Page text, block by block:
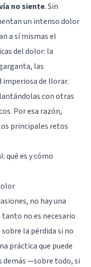
no siente. Sin
un intenso dolor
a sí mismas el
del dolor: la
las
imperiosa de llorar.
con otras
Por esa razón,
principales retos
qué es y cómo
no hay una
no es necesario
la pérdida si no
práctica que puede
demás —sobre todo, si